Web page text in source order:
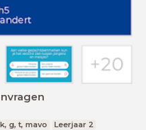
g, t, mavo Leerjaar 2